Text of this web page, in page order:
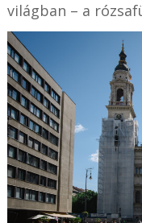
világban – a